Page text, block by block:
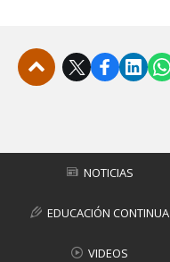
NOTICIAS
EDUCACIÓN CONTINUA
VIDEOS